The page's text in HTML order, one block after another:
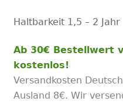
Haltbarkeit 1,5 – 2 Jahr
Ab 30€ Bestellwert
kostenlos!
Versandkosten
Ausland 8€. Wir